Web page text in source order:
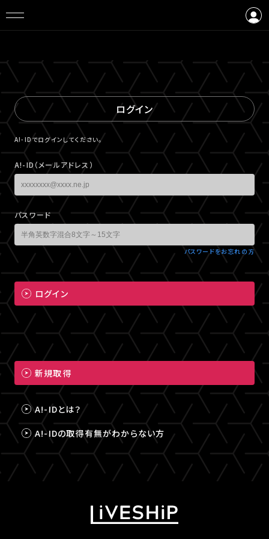
ログイン
A!-IDでログインしてください。
A!-ID（メールアドレス）
パスワード
パスワードをお忘れの方
ログイン
新規取得
A!-IDとは？
A!-IDの取得有無がわからない方